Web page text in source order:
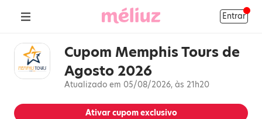
Entrar
Cupom Memphis Tours de
Agosto 2026
Atualizado em 05/08/2026, às 21h20
Ativar cupom exclusivo